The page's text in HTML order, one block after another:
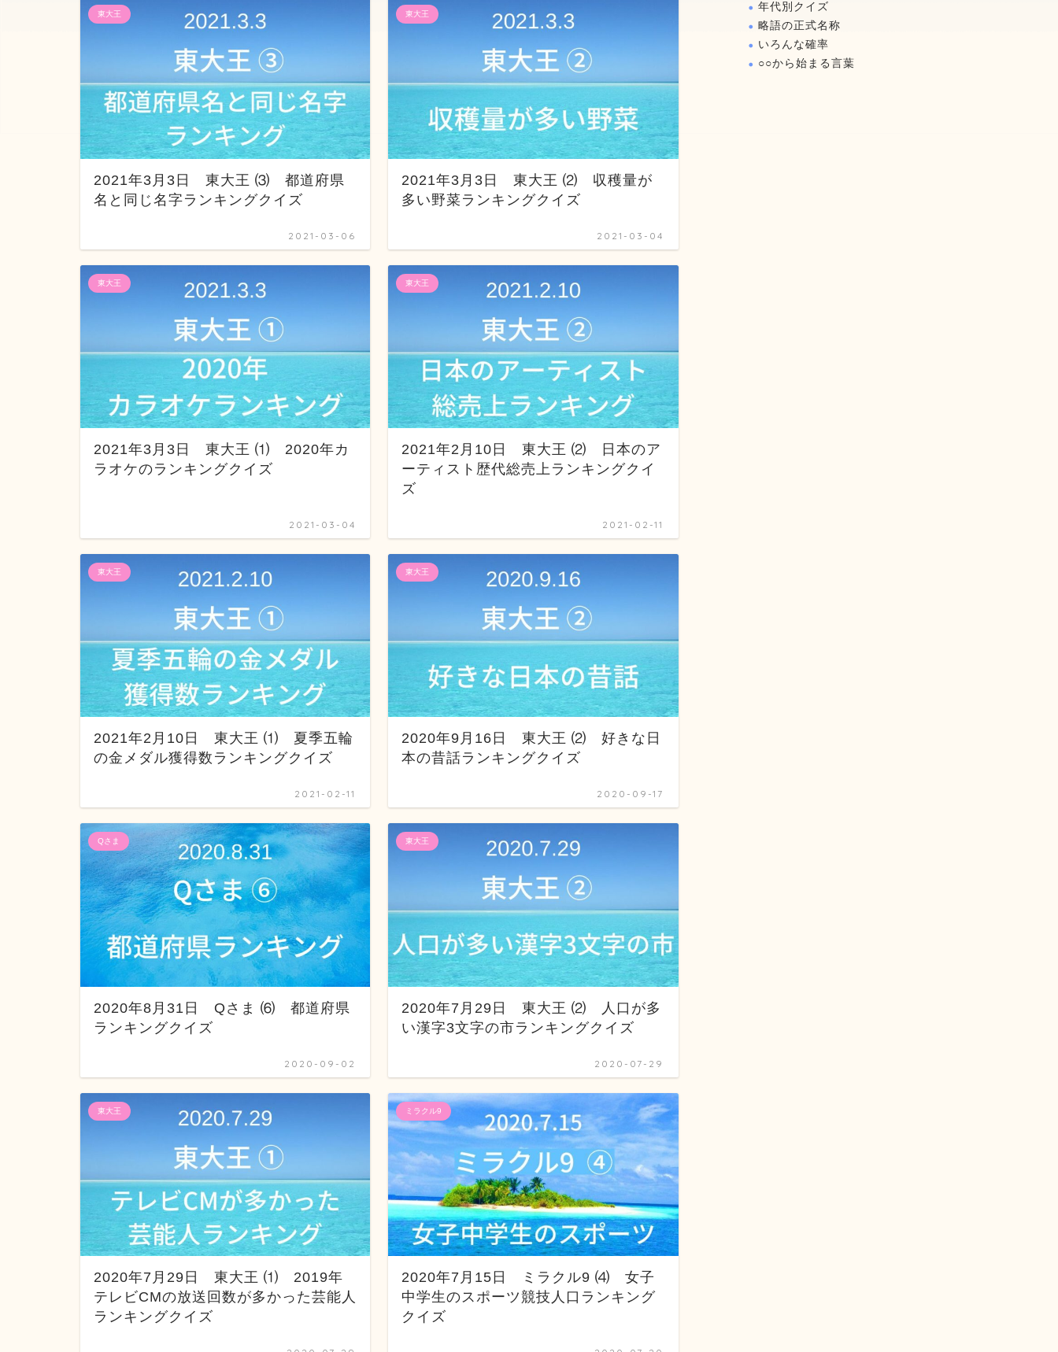
東大王
2021年3月3日 東大王 ⑶ 都道府県
名と同じ名字ランキングクイズ
2021-03-06
東大王
2021年3月3日 東大王 ⑵ 収穫量が
多い野菜ランキングクイズ
2021-03-04
東大王
2021年3月3日 東大王 ⑴ 2020年カ
ラオケのランキングクイズ
2021-03-04
東大王
2021年2月10日 東大王 ⑵ 日本のア
ーティスト歴代総売上ランキングクイ
ズ
2021-02-11
東大王
2021年2月10日 東大王 ⑴ 夏季五輪
の金メダル獲得数ランキングクイズ
2021-02-11
東大王
2020年9月16日 東大王 ⑵ 好きな日
本の昔話ランキングクイズ
2020-09-17
Qさま
2020年8月31日 Qさま ⑹ 都道府県
ランキングクイズ
2020-09-02
東大王
2020年7月29日 東大王 ⑵ 人口が多
い漢字3文字の市ランキングクイズ
2020-07-29
東大王
2020年7月29日 東大王 ⑴ 2019年
テレビCMの放送回数が多かった芸能人
ランキングクイズ
ミラクル9
2020年7月15日 ミラクル9 ⑷ 女子
中学生のスポーツ競技人口ランキング
クイズ
年代別クイズ
略語の正式名称
いろんな確率
○○から始まる言葉